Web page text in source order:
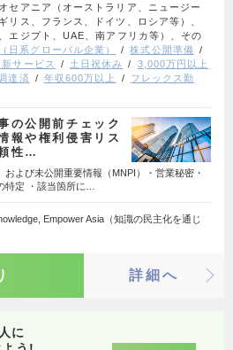
セアニア（オーストラリア、ニュージー
リス、フランス、ドイツ、ロシア等）、
エジプト、UAE、南アフリカ等）、その
日系グローバル企業）
株式公開準備
サービス 土日祝休み
3,000万円以上
達済 年収600万以上
フレックス勤
の公開前チェック
報や権利侵害リス
性…
および未公開重要情報（MNPI）・営業秘密・
特定 ・該当箇所に…
Empower Asia（知識の民主化を通じ
詳細へ
に